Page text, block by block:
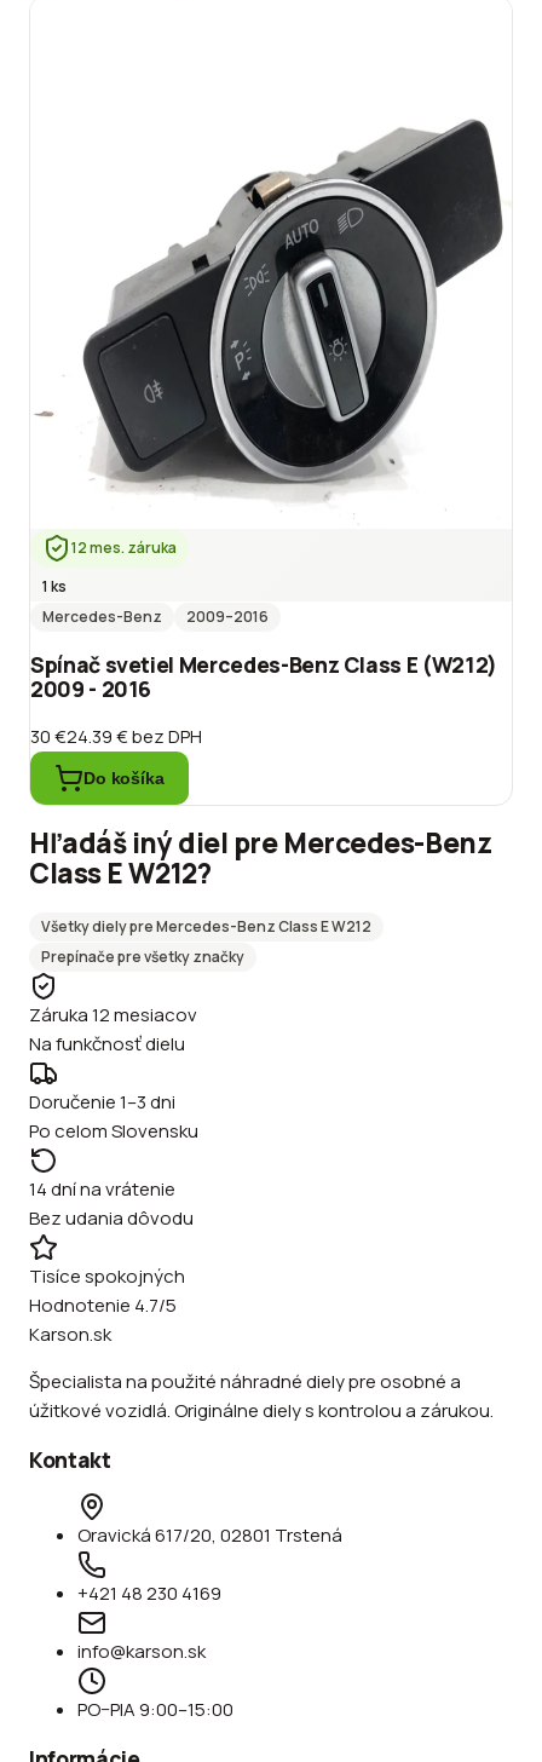
12 mes. záruka
1 ks
Mercedes-Benz
2009–2016
Spínač svetiel Mercedes-Benz Class E (W212)
2009 - 2016
30 €24.39 €bez DPH
Do košíka
Hľadáš iný diel pre Mercedes-Benz
Class E W212?
Všetky diely preMercedes-BenzClass E W212
Prepínačepre všetky značky
Záruka 12 mesiacov
Na funkčnosť dielu
Doručenie 1–3 dni
Po celom Slovensku
14 dní na vrátenie
Bez udania dôvodu
Tisíce spokojných
Hodnotenie 4.7/5
Karson.sk
Špecialista na použité náhradné diely pre osobné a
úžitkové vozidlá. Originálne diely s kontrolou a zárukou.
Kontakt
Oravická 617/20, 02801 Trstená
+421 48 230 4169
info@karson.sk
PO–PIA 9:00–15:00